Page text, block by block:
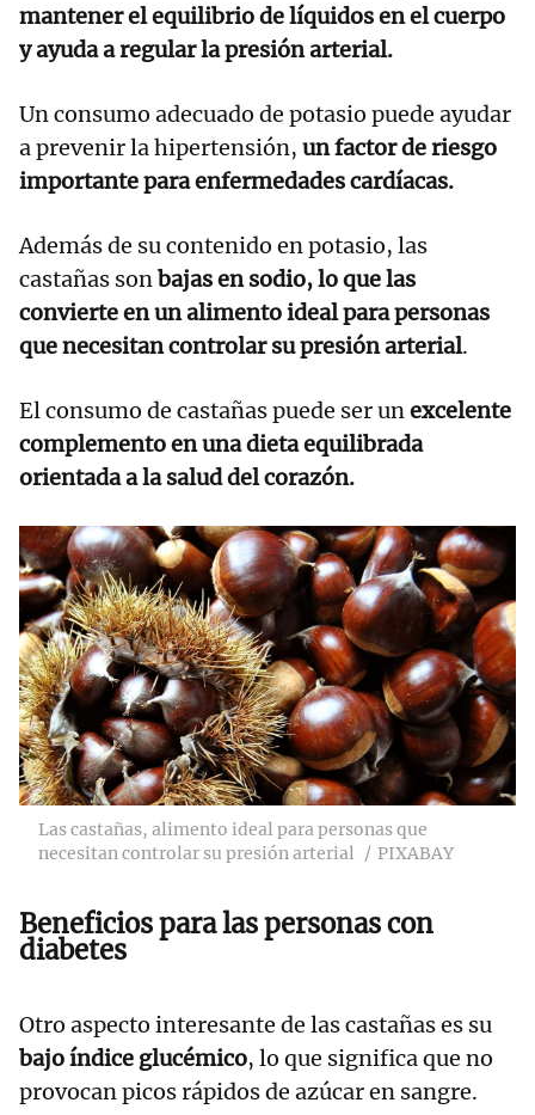
mantener el equilibrio de líquidos en el cuerpo
y ayuda a regular la presión arterial.
Un consumo adecuado de potasio puede ayudar
a prevenir la hipertensión, un factor de riesgo
importante para enfermedades cardíacas.
Además de su contenido en potasio, las
castañas sonbajas en sodio, lo que las
convierte en un alimento ideal para personas
que necesitan controlar su presión arterial.
El consumo de castañas puede ser unexcelente
complemento en una dieta equilibrada
orientada a la salud del corazón.
Las castañas, alimento ideal para personas que
necesitan controlar su presión arterial
PIXABAY
Beneficios para las personas con
diabetes
Otro aspecto interesante de las castañas es su
bajo índice glucémico, lo que significa que no
provocan picos rápidos de azúcar en sangre.